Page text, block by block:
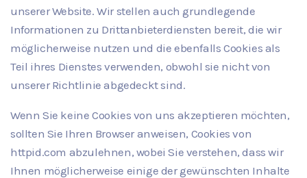
unserer Website. Wir stellen auch grundlegende
Informationen zu Drittanbieterdiensten bereit, die wir
möglicherweise nutzen und die ebenfalls Cookies als
Teil ihres Dienstes verwenden, obwohl sie nicht von
unserer Richtlinie abgedeckt sind.
Wenn Sie keine Cookies von uns akzeptieren möchten,
sollten Sie Ihren Browser anweisen, Cookies von
httpid.com abzulehnen, wobei Sie verstehen, dass wir
Ihnen möglicherweise einige der gewünschten Inhalte